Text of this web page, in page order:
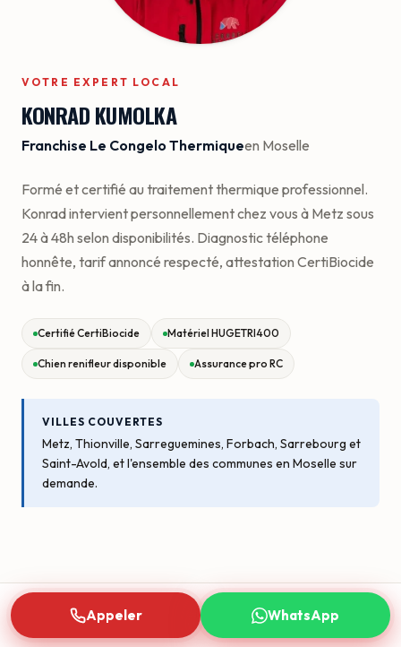
VOTRE EXPERT LOCAL
KONRAD KUMOLKA
Franchise Le Congelo Thermiqueen Moselle
Formé et certifié au traitement thermique professionnel.
Konrad intervient personnellement chez vous à Metz sous
24 à 48h selon disponibilités. Diagnostic téléphone
honnête, tarif annoncé respecté, attestation CertiBiocide
à la fin.
Certifié CertiBiocide Matériel HUGETRI400
Chien renifleur disponible Assurance pro RC
VILLES COUVERTES
Metz, Thionville, Sarreguemines, Forbach, Sarrebourg et
Saint-Avold, et l'ensemble des communes en Moselle sur
demande.
Appeler WhatsApp